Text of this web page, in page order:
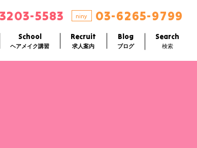
5583 niny 03-6265-9799
School
ヘアメイク講習
Recruit
求人案内
Blog
ブログ
Search
検索